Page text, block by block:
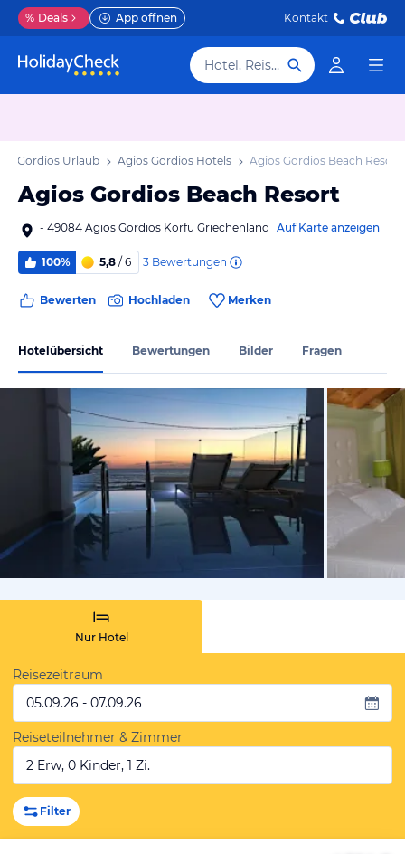
% Deals App öffnen Kontakt
Hotel, Reiseziel
Gordios Urlaub Agios Gordios Hotels Agios Gordios Beach Resort
Agios Gordios Beach Resort
- 49084 Agios Gordios Korfu Griechenland Auf Karte anzeigen
100% 5,8 / 6 3 Bewertungen
Bewerten Hochladen Merken
Hotelübersicht Bewertungen Bilder Fragen
von
Nur Hotel
Reisezeitraum
05.09.26 - 07.09.26
Reiseteilnehmer & Zimmer
2 Erw, 0 Kinder, 1 Zi.
Filter